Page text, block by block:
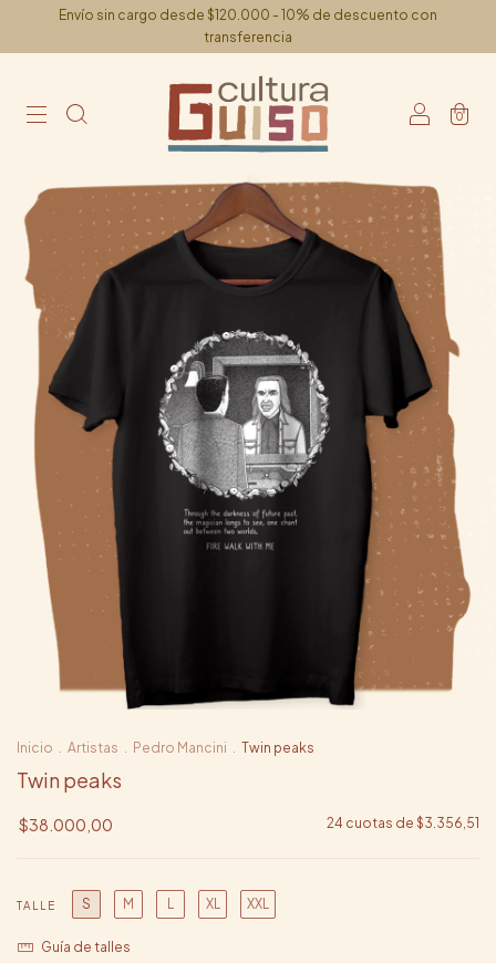
Envío sin cargo desde $120.000 - 10% de descuento con
transferencia
0
Inicio Artistas Pedro Mancini Twin peaks
Twin peaks
$38.000,00 24 cuotas de $3.356,51
TALLE S M XL XXL
Guía de talles